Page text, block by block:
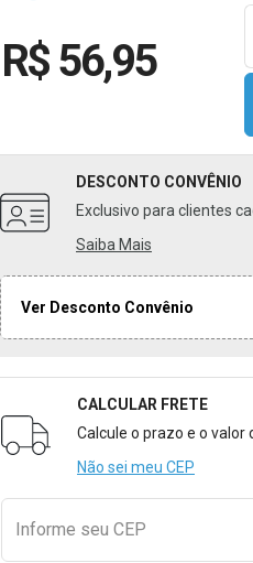
R$ 56,95
DESCONTO CONVÊNIO
Exclusivo para clientes
Saiba Mais
Ver Desconto Convênio
Formulário para
CALCULAR FRETE
Calcule o prazo e o valor
Não sei meu CEP
Informe seu CEP